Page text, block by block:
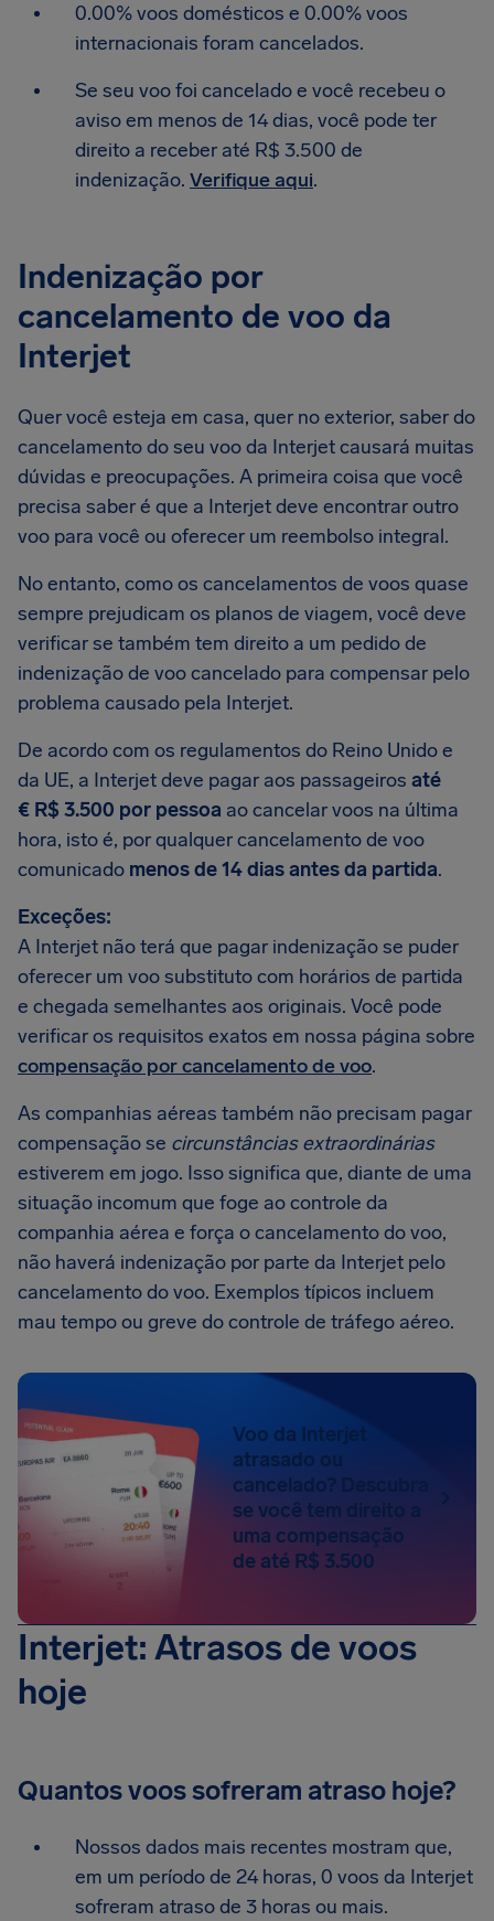
0.00% voos domésticos e 0.00% voos
internacionais foram cancelados.
Se seu voo foi cancelado e você recebeu o
aviso em menos de 14 dias, você pode ter
direito a receber até R$ 3.500 de
indenização. Verifique aqui.
Indenização por
cancelamento de voo da
Interjet
Quer você esteja em casa, quer no exterior, saber do
cancelamento do seu voo da Interjet causará muitas
dúvidas e preocupações. A primeira coisa que você
precisa saber é que a Interjet deve encontrar outro
voo para você ou oferecer um reembolso integral.
No entanto, como os cancelamentos de voos quase
sempre prejudicam os planos de viagem, você deve
verificar se também tem direito a um pedido de
indenização de voo cancelado para compensar pelo
problema causado pela Interjet.
De acordo com os regulamentos do Reino Unido e
da UE, a Interjet deve pagar aos passageiros até
€ R$ 3.500 por pessoa ao cancelar voos na última
hora, isto é, por qualquer cancelamento de voo
comunicado menos de 14 dias antes da partida.
Exceções:
A Interjet não terá que pagar indenização se puder
oferecer um voo substituto com horários de partida
e chegada semelhantes aos originais. Você pode
verificar os requisitos exatos em nossa página sobre
compensação por cancelamento de voo.
As companhias aéreas também não precisam pagar
compensação se circunstâncias extraordinárias
estiverem em jogo. Isso significa que, diante de uma
situação incomum que foge ao controle da
companhia aérea e força o cancelamento do voo,
não haverá indenização por parte da Interjet pelo
cancelamento do voo. Exemplos típicos incluem
mau tempo ou greve do controle de tráfego aéreo.
Voo da Interjet
atrasado ou
cancelado? Descubra
se você tem direito a
uma compensação
de até R$ 3.500
Interjet: Atrasos de voos
hoje
Quantos voos sofreram atraso hoje?
Nossos dados mais recentes mostram que,
em um período de 24 horas, 0 voos da Interjet
sofreram atraso de 3 horas ou mais.